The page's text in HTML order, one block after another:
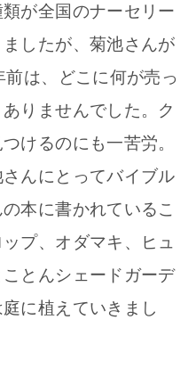
が全国のナーセリー
したが、菊池さんが
は、どこに何が売っ
りませんでした。ク
けるのにも一苦労。
んにとってバイブル
本に書かれているこ
プ、オダマキ、ヒュ
とんシェードガーデ
に植えていきまし